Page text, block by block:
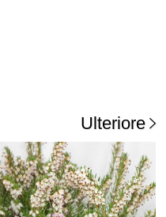
Ulteriore